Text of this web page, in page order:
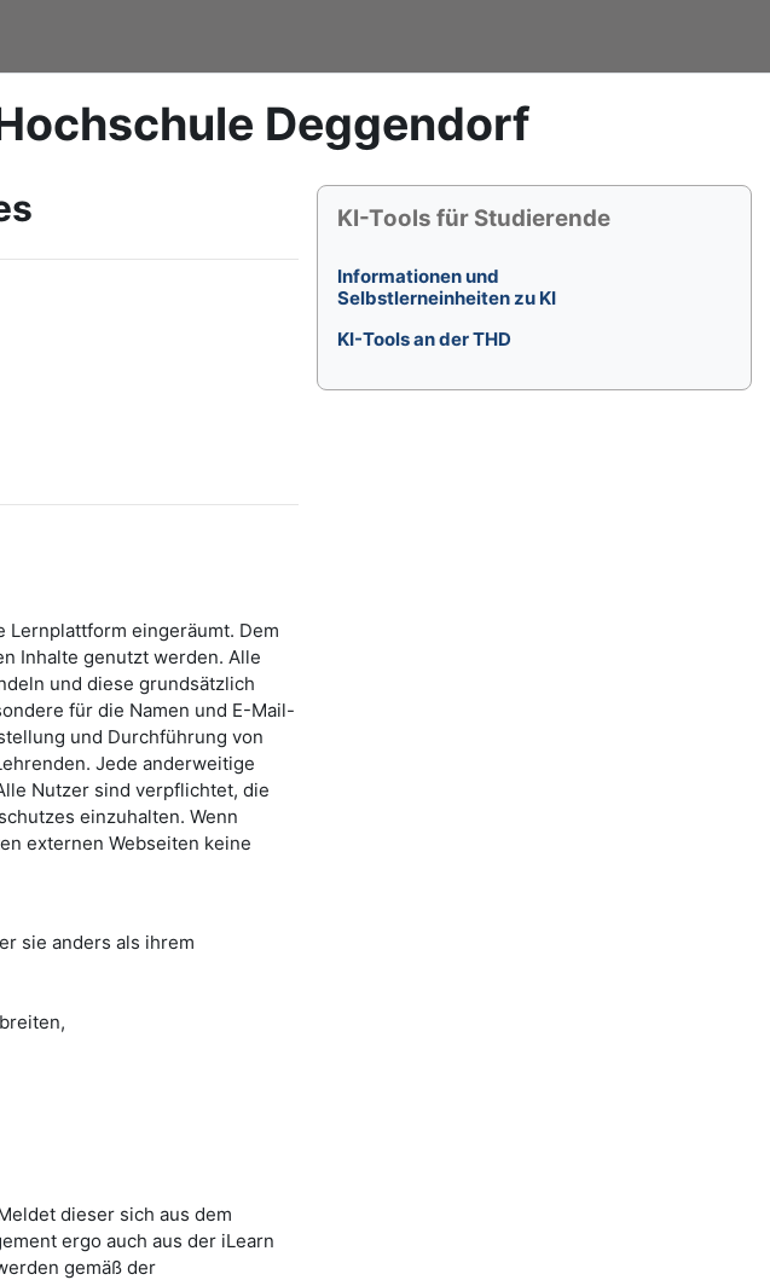
Deggendorf
eingeräumt. Dem
Inhalte genutzt werden. Alle
und diese grundsätzlich
für die Namen und E-Mail-
und Durchführung von
Jede anderweitige
Nutzer sind verpflichtet, die
einzuhalten. Wenn
externen Webseiten keine
sie anders als ihrem
dieser sich aus dem
ergo auch aus der iLearn
gemäß der
Blöcke
KI-Tools für Studierende überspringen
KI-Tools für Studierende
Informationen und
Selbstlerneinheiten zu KI
KI-Tools an der THD